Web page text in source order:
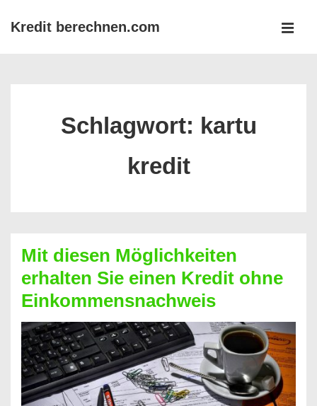
ZumKredit berechnen.com
Schlagwort: kartu
kredit
Mit diesen Möglichkeiten
erhalten Sie einen Kredit ohne
Einkommensnachweis